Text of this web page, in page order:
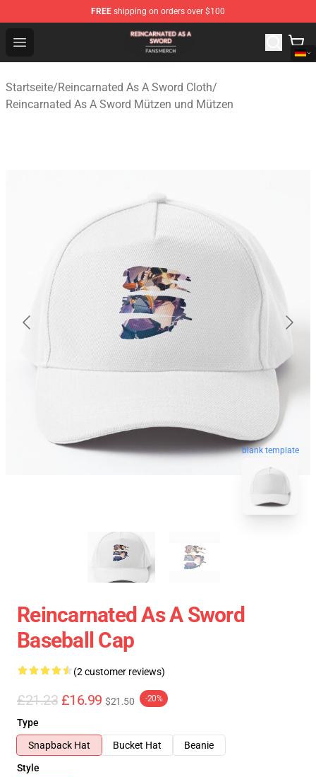
FREE shipping on orders over $100
Open menu
Reincarnated As A Sword Shop - Official Reincarnated
Startseite/Reincarnated As A Sword Cloth/
Reincarnated As A Sword Mützen und Mützen
blank template
Reincarnated As A Sword
Baseball Cap
(2 customer reviews)
£21.23 £16.99 $21.50 -20%
Type
Snapback Hat
Bucket Hat
Beanie
Style